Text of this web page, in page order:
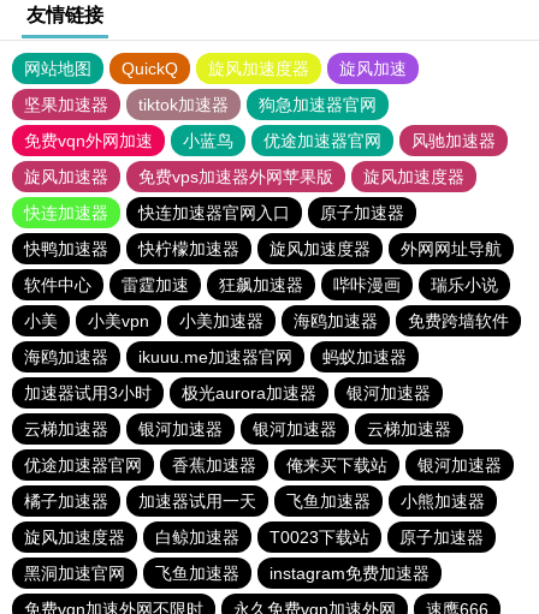
友情链接
网站地图 QuickQ 旋风加速度器
旋风加速
坚果加速器
tiktok加速器
狗急加速器官网
免费vqn外网加速
小蓝鸟 优途加速器官网
风驰加速器
旋风加速器
免费vps加速器外网苹果版
旋风加速度器
快连加速器
快连加速器官网入口
原子加速器
快鸭加速器
快柠檬加速器 旋风加速度器
外网网址导航
软件中心
雷霆加速 狂飙加速器 哔咔漫画
瑞乐小说
小美
小美vpn 小美加速器 海鸥加速器
免费跨墙软件
海鸥加速器
ikuuu.me加速器官网
蚂蚁加速器
加速器试用3小时
极光aurora加速器
银河加速器
云梯加速器
银河加速器 银河加速器
云梯加速器
优途加速器官网
香蕉加速器 俺来买下载站
银河加速器
橘子加速器
加速器试用一天 飞鱼加速器
小熊加速器
旋风加速度器
白鲸加速器 T0023下载站
原子加速器
黑洞加速官网
飞鱼加速器
instagram免费加速器
免费vqn加速外网不限时
永久免费vqn加速外网 速鹰666